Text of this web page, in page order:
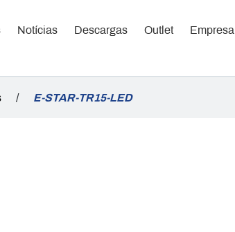
Notícias Descargas Outlet Empresa
/ E-STAR-TR15-LED